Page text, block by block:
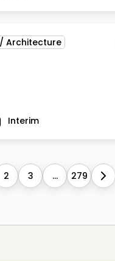
Architecture
Interim
2 3 ... 279